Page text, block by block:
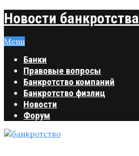
Новости банкротства
Menu
Банки
Правовые вопросы
Банкротство компаний
Банкротство физлиц
Новости
Форум